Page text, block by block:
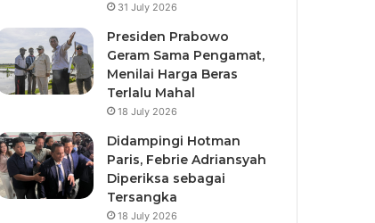
31 July 2026
Presiden Prabowo
Geram Sama Pengamat,
Menilai Harga Beras
Terlalu Mahal
18 July 2026
Didampingi Hotman
Paris, Febrie Adriansyah
Diperiksa sebagai
Tersangka
18 July 2026